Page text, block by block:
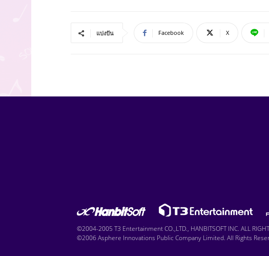
แบ่งปัน Facebook X
©2004-2005 T3 Entertainment CO.,LTD., HANBITSOFT INC. ALL
©2006 Asphere Innovations Public Company Limited. All Rights